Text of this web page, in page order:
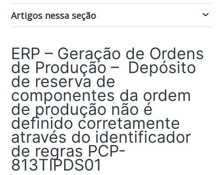
Artigos nessa seção
ERP – Geração de Ordens
de Produção – Depósito
de reserva de
componentes da ordem
de produção não é
definido corretamente
através do identificador
de regras PCP-
813TIPDS01